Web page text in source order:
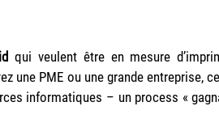
qui veulent être en mesure
une PME ou une grande entreprise,
informatiques – un process «